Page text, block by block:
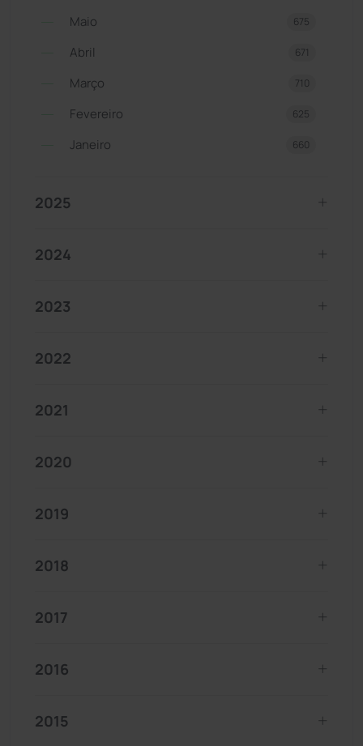
Maio 675
Abril 671
Março 710
Fevereiro 625
Janeiro 660
2025
2024
2023
2022
2021
2020
2019
2018
2017
2016
2015